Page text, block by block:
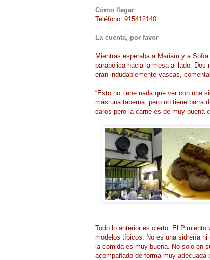
Cómo llegar
Teléfono: 915412140
La cuenta, por favor
Mientras esperaba a Mariam y a
parabólica hacia la mesa al lado. Dos
eran indudablemente vascas,
“Esto no tiene nada que ver con una
más una taberna, pero no tiene barra
caros pero la carne es de muy buena
Todo lo anterior es cierto. El
modelos típicos. No es una sidrería ni
la comida es muy buena. No solo en
acompañado de forma muy